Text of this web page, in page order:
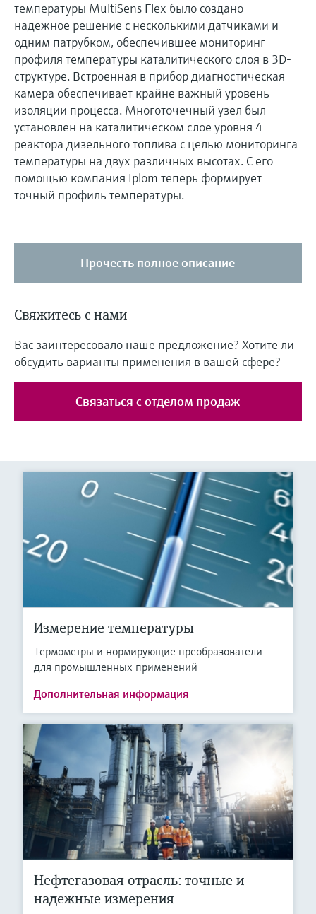
температуры MultiSens Flex было создано
надежное решение с несколькими датчиками и
одним патрубком, обеспечившее мониторинг
профиля температуры каталитического слоя в 3D-
структуре. Встроенная в прибор диагностическая
камера обеспечивает крайне важный уровень
изоляции процесса. Многоточечный узел был
установлен на каталитическом слое уровня 4
реактора дизельного топлива с целью мониторинга
температуры на двух различных высотах. С его
помощью компания Iplom теперь формирует
точный профиль температуры.
Прочесть полное описание
Свяжитесь с нами
Вас заинтересовало наше предложение? Хотите ли
обсудить варианты применения в вашей сфере?
Связаться с отделом продаж
Измерение температуры
Термометры и нормирующие преобразователи
для промышленных применений
Дополнительная информация
Нефтегазовая отрасль: точные и
надежные измерения